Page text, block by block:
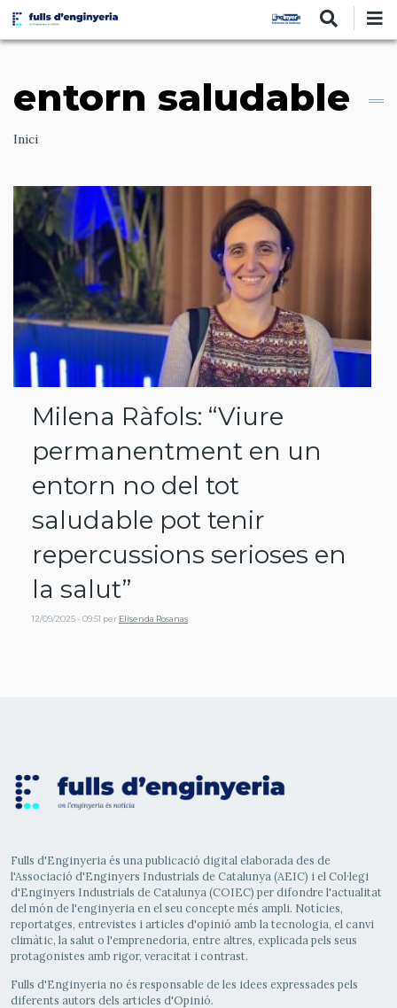
Vés
contingut
entorn saludable
Ruta
navegació
Inici
Milena Ràfols: “Viure
permanentment en un
entorn no del tot
saludable pot tenir
repercussions serioses en
la salut”
12/09/2025 - 09:51 per Elisenda Rosanas
Fulls d'Enginyeria és una publicació digital elaborada des de
l'Associació d'Enginyers Industrials de Catalunya (AEIC) i el Col·legi
d'Enginyers Industrials de Catalunya (COIEC) per difondre l'actualitat
del món de l'enginyeria en el seu concepte més ampli. Notícies,
reportatges, entrevistes i articles d'opinió amb la tecnologia, el canvi
climàtic, la salut o l'emprenedoria, entre altres, explicada pels seus
protagonistes amb rigor, veracitat i contrast.
Fulls d'Enginyeria no és responsable de les idees expressades pels
diferents autors dels articles d'Opinió.